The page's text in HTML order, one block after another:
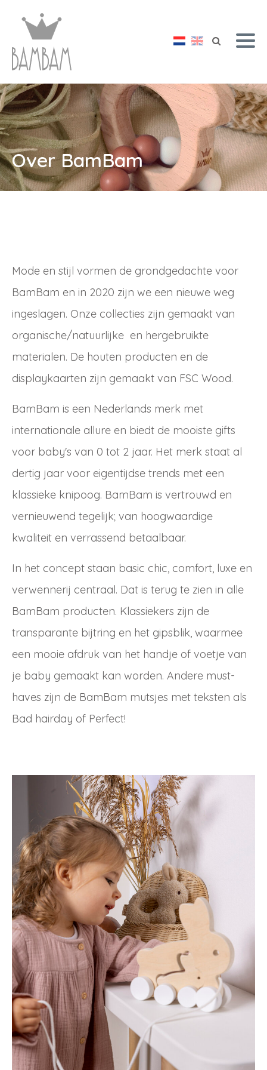
Over BamBam
Mode en stijl vormen de grondgedachte voor
BamBam en in 2020 zijn we een nieuwe weg
ingeslagen. Onze collecties zijn gemaakt van
organische/natuurlijke en hergebruikte
materialen. De houten producten en de
displaykaarten zijn gemaakt van FSC Wood.
BamBam is een Nederlands merk met
internationale allure en biedt de mooiste gifts
voor baby's van 0 tot 2 jaar. Het merk staat al
dertig jaar voor eigentijdse trends met een
klassieke knipoog. BamBam is vertrouwd en
vernieuwend tegelijk; van hoogwaardige
kwaliteit en verrassend betaalbaar.
In het concept staan basic chic, comfort, luxe en
verwennerij centraal. Dat is terug te zien in alle
BamBam producten. Klassiekers zijn de
transparante bijtring en het gipsblik, waarmee
een mooie afdruk van het handje of voetje van
je baby gemaakt kan worden. Andere must-
haves zijn de BamBam mutsjes met teksten als
Bad hairday of Perfect!